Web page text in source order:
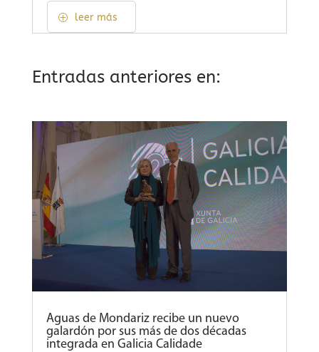
leer más
Entradas anteriores en:
Aguas de Mondariz recibe un nuevo
galardón por sus más de dos décadas
integrada en Galicia Calidade